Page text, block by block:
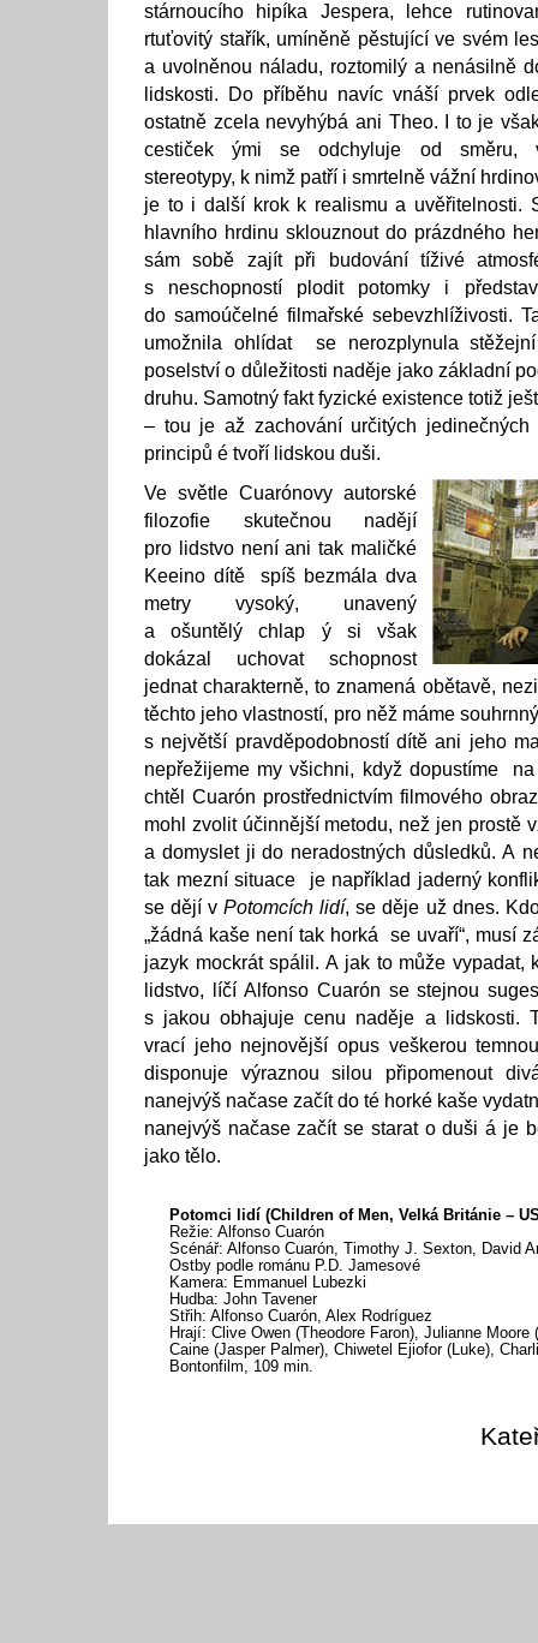
stárnoucího hipíka Jespera, lehce
rtuťovitý stařík, umíněně pěstující ve svém
a uvolněnou náladu, roztomilý a nenásilně
lidskosti. Do příběhu navíc vnáší prvek
ostatně zcela nevyhýbá ani Theo. I to je
cestiček ými se odchyluje od směru,
stereotypy, k nimž patří i smrtelně vážní
je to i další krok k realismu a uvěřitelnosti.
hlavního hrdinu sklouznout do prázdného
sám sobě zajít při budování tíživé
s neschopností plodit potomky i
do samoúčelné filmařské sebevzhlíživosti.
umožnila ohlídat se nerozplynula
poselství o důležitosti naděje jako základní
druhu. Samotný fakt fyzické existence totiž
– tou je až zachování určitých jedinečných
principů é tvoří lidskou duši.
Ve světle Cuarónovy autorské
filozofie skutečnou nadějí
pro lidstvo není ani tak maličké
Keeino dítě spíš bezmála dva
metry vysoký, unavený
a ošuntělý chlap ý si však
dokázal uchovat schopnost
jednat charakterně, to znamená obětavě,
těchto jeho vlastností, pro něž máme
s největší pravděpodobností dítě ani jeho
nepřežijeme my všichni, když dopustíme
chtěl Cuarón prostřednictvím filmového
mohl zvolit účinnější metodu, než jen prostě
a domyslet ji do neradostných důsledků. A
tak mezní situace je například jaderný
se dějí vPotomcích lidí, se děje už dnes.
„žádná kaše není tak horká se uvaří“, musí
jazyk mockrát spálil. A jak to může vypadat,
lidstvo, líčí Alfonso Cuarón se stejnou
s jakou obhajuje cenu naděje a lidskosti.
vrací jeho nejnovější opus veškerou
disponuje výraznou silou připomenout
nanejvýš načase začít do té horké kaše
nanejvýš načase začít se starat o duši á je
jako tělo.
Potomci lidí (Children of Men, Velká Británie –
Režie: Alfonso Cuarón
Scénář: Alfonso Cuarón, Timothy J. Sexton, David
Ostby podle románu P.D. Jamesové
Kamera: Emmanuel Lubezki
Hudba: John Tavener
Střih: Alfonso Cuarón, Alex Rodríguez
Hrají: Clive Owen (Theodore Faron), Julianne Moore
Caine (Jasper Palmer), Chiwetel Ejiofor (Luke),
Bontonfilm, 109 min.